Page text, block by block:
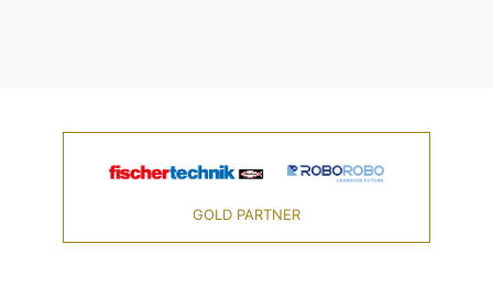
GOLD PARTNER